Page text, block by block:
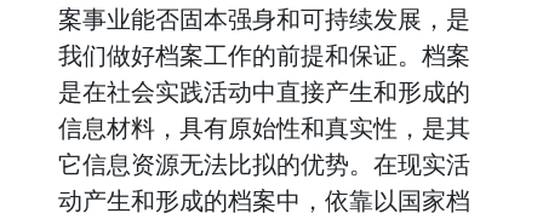
案事业能否固本强身和可持续发展，是
我们做好档案工作的前提和保证。档案
是在社会实践活动中直接产生和形成的
信息材料，具有原始性和真实性，是其
它信息资源无法比拟的优势。在现实活
动产生和形成的档案中，依靠以国家档